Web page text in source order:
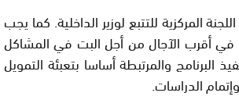
المركزية للتتبع لوزير الداخلية. كما يجب
في أقرب الآجال من أجل البت في المشاكل
البرنامج والمرتبطة أساسا بتعبئة التمويل
الدراسات.